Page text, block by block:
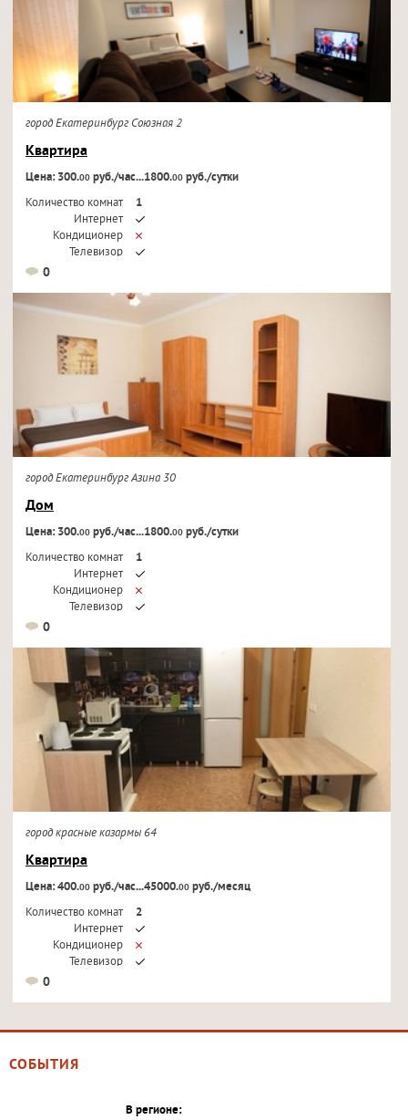
город Екатеринбург Союзная 2
Квартира
Цена: 300.00руб./час...1800.00руб./сутки
Количество комнат
1
Интернет
Кондиционер
Телевизор
0
город Екатеринбург Азина 30
Дом
Цена: 300.00руб./час...1800.00руб./сутки
Количество комнат
1
Интернет
Кондиционер
Телевизор
0
город красные казармы 64
Квартира
Цена: 400.00руб./час...45000.00руб./месяц
Количество комнат
2
Интернет
Кондиционер
Телевизор
0
СОБЫТИЯ
В регионе: